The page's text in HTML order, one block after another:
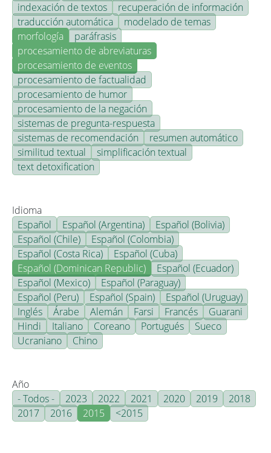
indexación de textos
recuperación de información
traducción automática
modelado de temas
morfología
paráfrasis
procesamiento de abreviaturas
procesamiento de eventos
procesamiento de factualidad
procesamiento de humor
procesamiento de la negación
sistemas de pregunta-respuesta
sistemas de recomendación
resumen automático
similitud textual
simplificación textual
text detoxification
Idioma
Español
Español (Argentina)
Español (Bolivia)
Español (Chile)
Español (Colombia)
Español (Costa Rica)
Español (Cuba)
Español (Dominican Republic)
Español (Ecuador)
Español (Mexico)
Español (Paraguay)
Español (Peru)
Español (Spain)
Español (Uruguay)
Inglés
Árabe Alemán Farsi Francés
Guarani
Hindi
Italiano Coreano Portugués
Sueco
Ucraniano
Chino
Año
- Todos -
2023 2022 2021 2020 2019
2018
2017
2016 2015 <2015